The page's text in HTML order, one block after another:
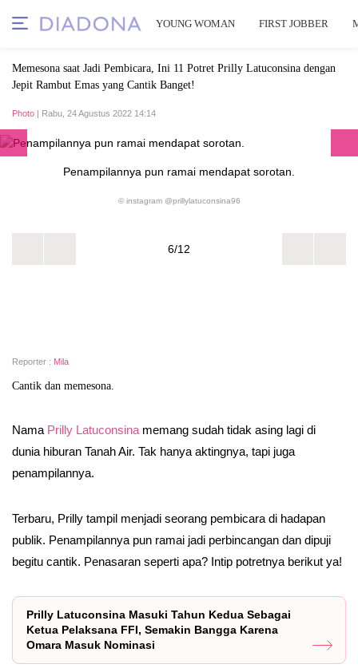
YOUNG WOMAN FIRST JOBBER
Memesona saat Jadi Pembicara, Ini 11 Potret Prilly Latuconsina dengan
Jepit Rambut Emas yang Cantik Banget!
Photo | Rabu, 24 Agustus 2022 14:14
Penampilannya pun ramai mendapat sorotan.
© instagram @prillylatuconsina96
6/12
Reporter : Mila
Cantik dan memesona.
Nama Prilly Latuconsina memang sudah tidak asing lagi di
dunia hiburan Tanah Air. Tak hanya aktingnya, tapi juga
penampilannya.
Terbaru, Prilly tampil menjadi seorang pembicara di hadapan
publik. Penampilannya pun ramai jadi perbincangan dan dipuji
begitu cantik. Penasaran seperti apa? Intip potretnya berikut ya!
Prilly Latuconsina Masuki Tahun Kedua Sebagai
Ketua Pelaksana FFI, Semakin Bangga Karena
Omara Masuk Nominasi